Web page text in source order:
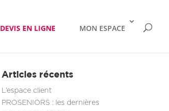
DEVIS EN LIGNE MON ESPACE
Articles récents
L’espace client
PROSENIORS : les dernières